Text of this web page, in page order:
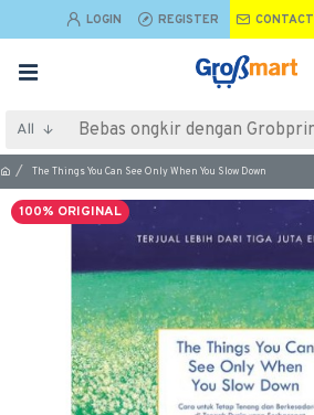
LOGIN REGISTER CONTACT
All
The Things You Can See Only When You Slow Down
100% ORIGINAL